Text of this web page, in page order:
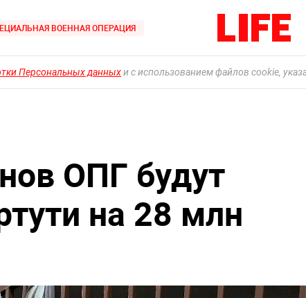
ВОЕННАЯ ОПЕРАЦИЯ
Персональных данныхи с использованием файлов cookie,
ОПГ будут
на 28 млн